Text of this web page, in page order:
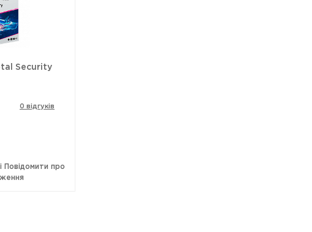
Security
0 відгуків
Повідомити про